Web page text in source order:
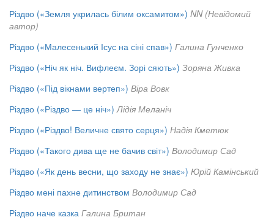
Різдво («Земля укрилась білим оксамитом») NN (Невідомий
автор)
Різдво («Малесенький Ісус на сіні спав») Галина Гунченко
Різдво («Ніч як ніч. Вифлеєм. Зорі сяють») Зоряна Живка
Різдво («Під вікнами вертеп») Віра Вовк
Різдво («Різдво — це ніч») Лідія Меланіч
Різдво («Різдво! Величне свято серця») Надія Кметюк
Різдво («Такого дива ще не бачив світ») Володимир Сад
Різдво («Як день весни, що заходу не знає») Юрій Камінський
Різдво мені пахне дитинством Володимир Сад
Різдво наче казка Галина Британ